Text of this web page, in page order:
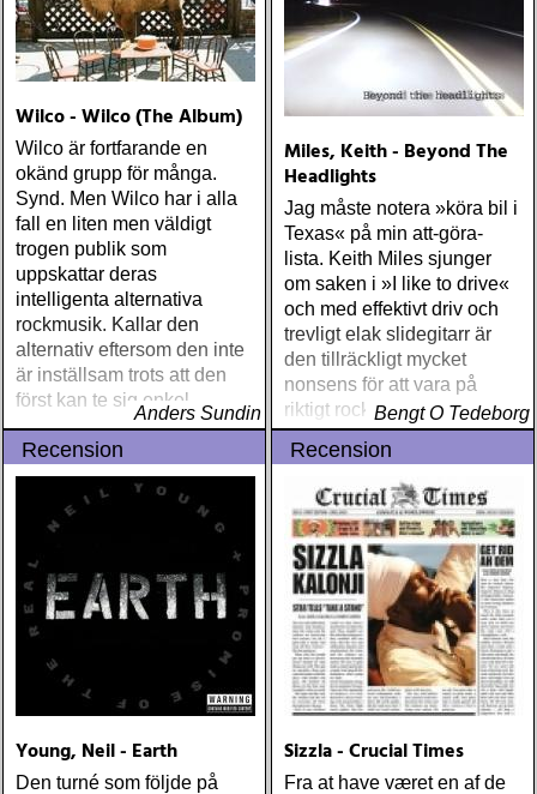
Wilco - Wilco (The Album)
Wilco är fortfarande en
okänd grupp för många.
Synd. Men Wilco har i alla
fall en liten men väldigt
trogen publik som
uppskattar deras
intelligenta alternativa
rockmusik. Kallar den
alternativ eftersom den inte
är inställsam trots att den
först kan te sig enkel
Anders Sundin
Miles, Keith - Beyond The
Headlights
Jag måste notera »köra bil i
Texas« på min att-göra-
lista. Keith Miles sjunger
om saken i »I like to drive«
och med effektivt driv och
trevligt elak slidegitarr är
den tillräckligt mycket
nonsens för att vara på
riktigt rock'n'rollallvar
Bengt O Tedeborg
Recension
Young, Neil - Earth
Den turné som följde på
Recension
Sizzla - Crucial Times
Fra at have været en af de